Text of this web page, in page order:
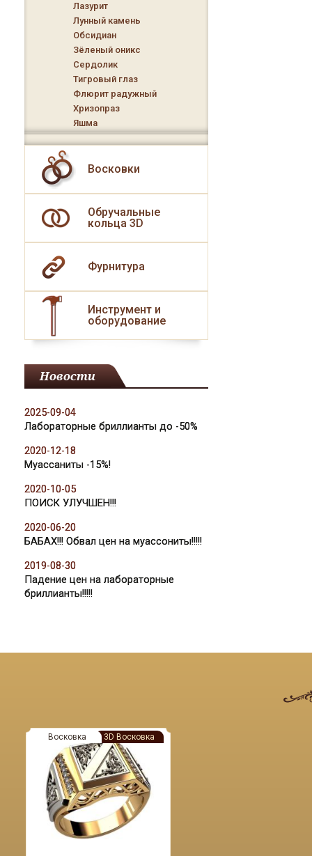
Лазурит
Лунный камень
Обсидиан
Зёленый оникс
Сердолик
Тигровый глаз
Флюрит радужный
Хризопраз
Яшма
Восковки
Обручальные
кольца 3D
Фурнитура
Инструмент и
оборудование
Новости
2025-09-04
Лабораторные бриллианты до -50%
2020-12-18
Муассаниты -15%!
2020-10-05
ПОИСК УЛУЧШЕН!!!
2020-06-20
БАБАХ!!! Обвал цен на муассониты!!!!!
2019-08-30
Падение цен на лабораторные
бриллианты!!!!!
Восковка 3D Восковка